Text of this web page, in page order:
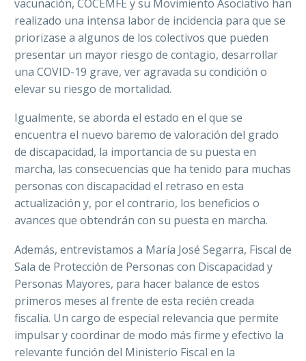
vacunación, COCEMFE y su Movimiento Asociativo han
realizado una intensa labor de incidencia para que se
priorizase a algunos de los colectivos que pueden
presentar un mayor riesgo de contagio, desarrollar
una COVID-19 grave, ver agravada su condición o
elevar su riesgo de mortalidad.
Igualmente, se aborda el estado en el que se
encuentra el nuevo baremo de valoración del grado
de discapacidad, la importancia de su puesta en
marcha, las consecuencias que ha tenido para muchas
personas con discapacidad el retraso en esta
actualización y, por el contrario, los beneficios o
avances que obtendrán con su puesta en marcha.
Además, entrevistamos a María José Segarra, Fiscal de
Sala de Protección de Personas con Discapacidad y
Personas Mayores, para hacer balance de estos
primeros meses al frente de esta recién creada
fiscalía. Un cargo de especial relevancia que permite
impulsar y coordinar de modo más firme y efectivo la
relevante función del Ministerio Fiscal en la